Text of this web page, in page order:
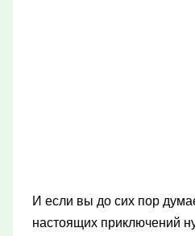
И если вы до сих пор
настоящих приключений